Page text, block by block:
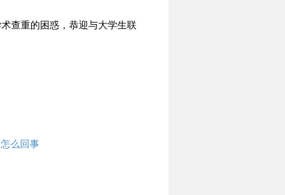
查重的困惑，恭迎与大学生联
么回事